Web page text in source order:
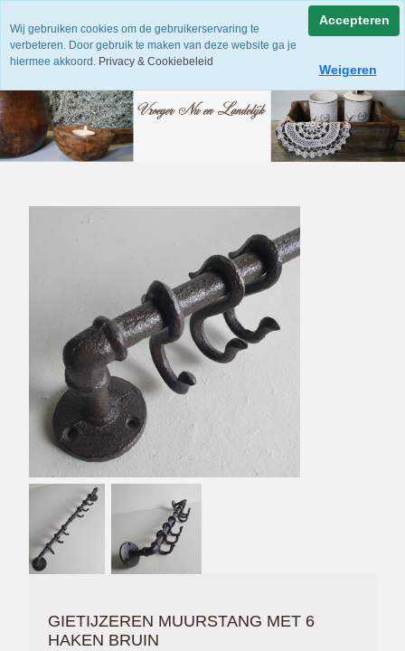
GIETIJZEREN MUURSTANG MET 6
HAKEN BRUIN
Wij gebruiken cookies om de gebruikerservaring te
verbeteren. Door gebruik te maken van deze website ga je
hiermee akkoord. Privacy & Cookiebeleid
Accepteren
Weigeren